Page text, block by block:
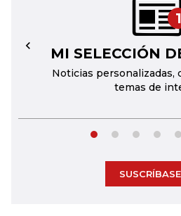
1
MI SELECCIÓN
Noticias personalizadas,
temas de
←